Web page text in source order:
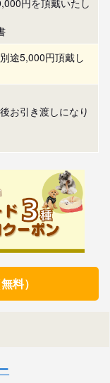
円を頂戴いたし
途5,000円頂戴し
お引き渡しになり
料）